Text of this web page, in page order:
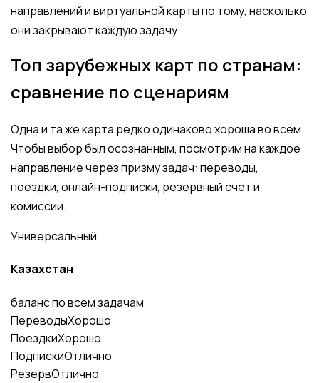
направлений и виртуальной карты по тому, насколько
они закрывают каждую задачу.
Топ зарубежных карт по странам:
сравнение по сценариям
Одна и та же карта редко одинаково хороша во всем.
Чтобы выбор был осознанным, посмотрим на каждое
направление через призму задач: переводы,
поездки, онлайн-подписки, резервный счет и
комиссии.
Универсальный
Казахстан
баланс по всем задачам
ПереводыХорошо
ПоездкиХорошо
ПодпискиОтлично
РезервОтлично